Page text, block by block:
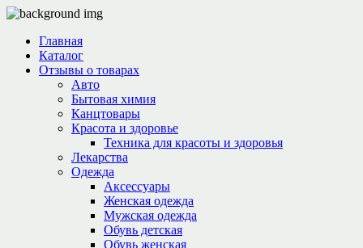
Главная
Каталог
Отзывы о товарах
Авто
Бытовая химия
Канцтовары
Красота и здоровье
Техника для красоты и здоровья
Лекарства
Одежда
Аксессуары
Женская одежда
Мужская одежда
Обувь детская
Обувь женская